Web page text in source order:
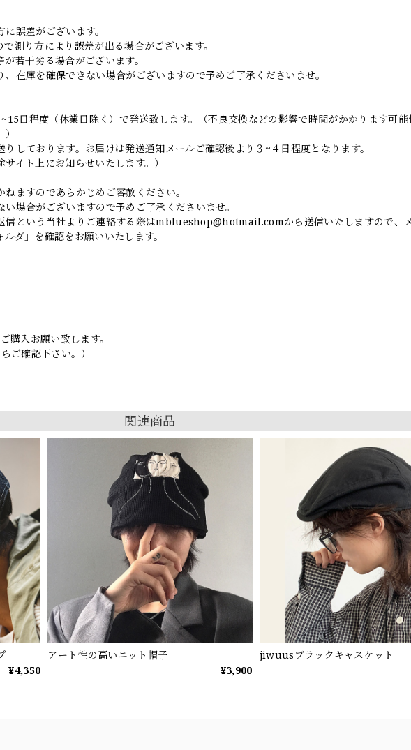
誤差がございます。
測り方により誤差が出る場合がございます。
若干劣る場合がございます。
在庫を確保できない場合がございますので予めご了承くださいませ。
日程度（休業日除く）で発送致します。（不良交換などの影響で時間がかかります可能
しております。お届けは発送通知メールご確認後より３~４日程度となります。
イト上にお知らせいたします。）
ますのであらかじめご容赦ください。
場合がございますので予めご了承くださいませ。
という当社よりご連絡する際はmblueshop@hotmail.comから送信いたしますので、
ダ」を確認をお願いいたします。
購入お願い致します。
ご確認下さい。）
関連商品
¥4,350
アート性の高いニット帽子
¥3,900
jiwuusブラックキャスケット